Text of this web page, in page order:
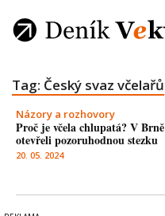
Tag: Český svaz včelařů
Názory a rozhovory
Proč je včela chlupatá? V Brně
otevřeli pozoruhodnou stezku
20. 05. 2024